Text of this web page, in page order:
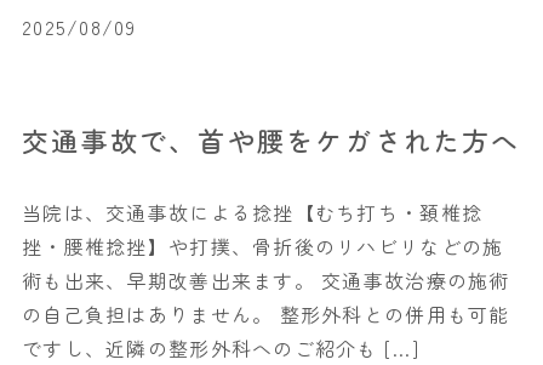
2025/08/09
交通事故で、首や腰をケガされた方へ
当院は、交通事故による捻挫【むち打ち・頚椎捻
挫・腰椎捻挫】や打撲、骨折後のリハビリなどの施
術も出来、早期改善出来ます。 交通事故治療の施術
の自己負担はありません。 整形外科との併用も可能
ですし、近隣の整形外科へのご紹介も […]